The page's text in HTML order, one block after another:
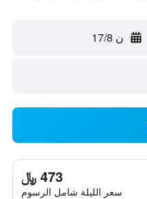
ن 17/8
473 ﷼
سعر الليلة شامل الرسوم